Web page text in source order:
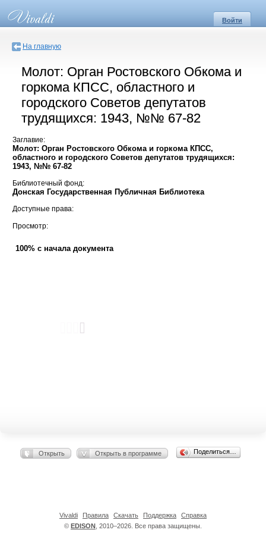
Войти
На главную
Молот: Орган Ростовского Обкома и
горкома КПСС, областного и
городского Советов депутатов
трудящихся: 1943, №№ 67-82
Заглавие:
Молот: Орган Ростовского Обкома и горкома КПСС,
областного и городского Советов депутатов трудящихся:
1943, №№ 67-82
Библиотечный фонд:
Донская Государственная Публичная Библиотека
Доступные права:
Просмотр:
100% с начала документа
Открыть Открыть в программе Поделиться…
© EDISON , 2010–2026. Все права защищены.
Vivaldi Правила Скачать Поддержка Справка